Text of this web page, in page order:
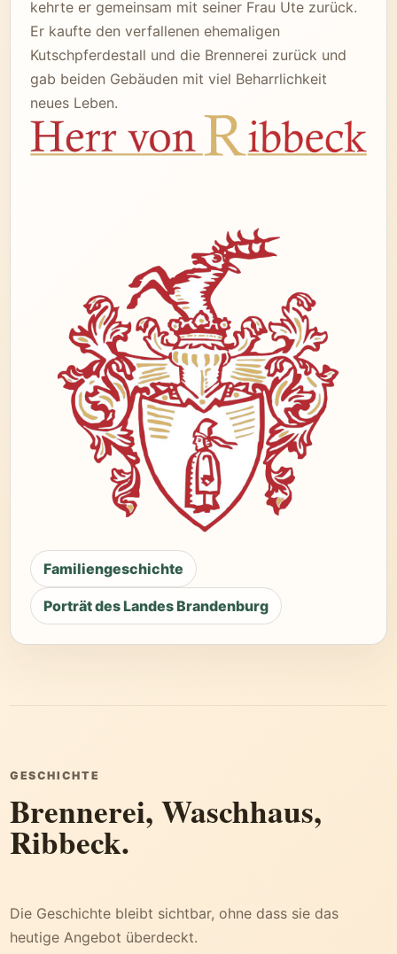
kehrte er gemeinsam mit seiner Frau Ute zurück.
Er kaufte den verfallenen ehemaligen
Kutschpferdestall und die Brennerei zurück und
gab beiden Gebäuden mit viel Beharrlichkeit
neues Leben.
Familiengeschichte
Porträt des Landes Brandenburg
GESCHICHTE
Brennerei, Waschhaus,
Ribbeck.
Die Geschichte bleibt sichtbar, ohne dass sie das
heutige Angebot überdeckt.